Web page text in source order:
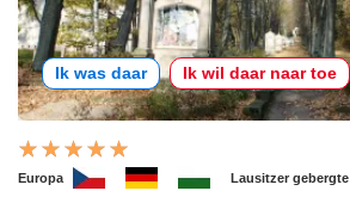
Ik was daar Ik wil daar naar toe
Europa Lausitzer gebergte